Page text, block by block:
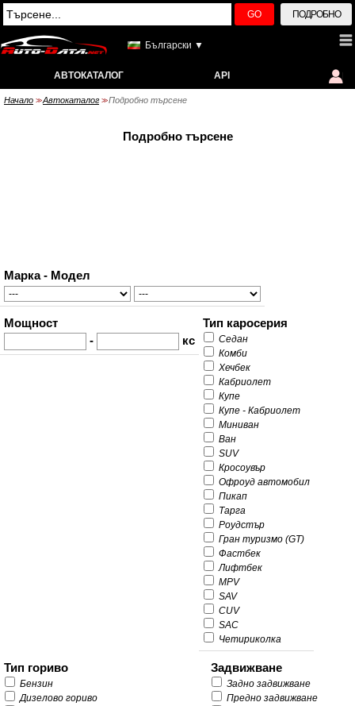
GO ПОДРОБНО
Български ▼
АВТОКАТАЛОГ API
Начало >> Автокаталог >> Подробно търсене
Подробно търсене
Марка - Модел
Мощност
-
кс
Тип каросерия
Седан
Комби
Хечбек
Кабриолет
Купе
Купе - Кабриолет
Миниван
Ван
SUV
Кросоувър
Офроуд автомобил
Пикап
Тарга
Роудстър
Гран туризмо (GT)
Фастбек
Лифтбек
MPV
SAV
CUV
SAC
Четириколка
Тип гориво
Бензин
Дизелово гориво
Задвижване
Задно задвижване
Предно задвижване